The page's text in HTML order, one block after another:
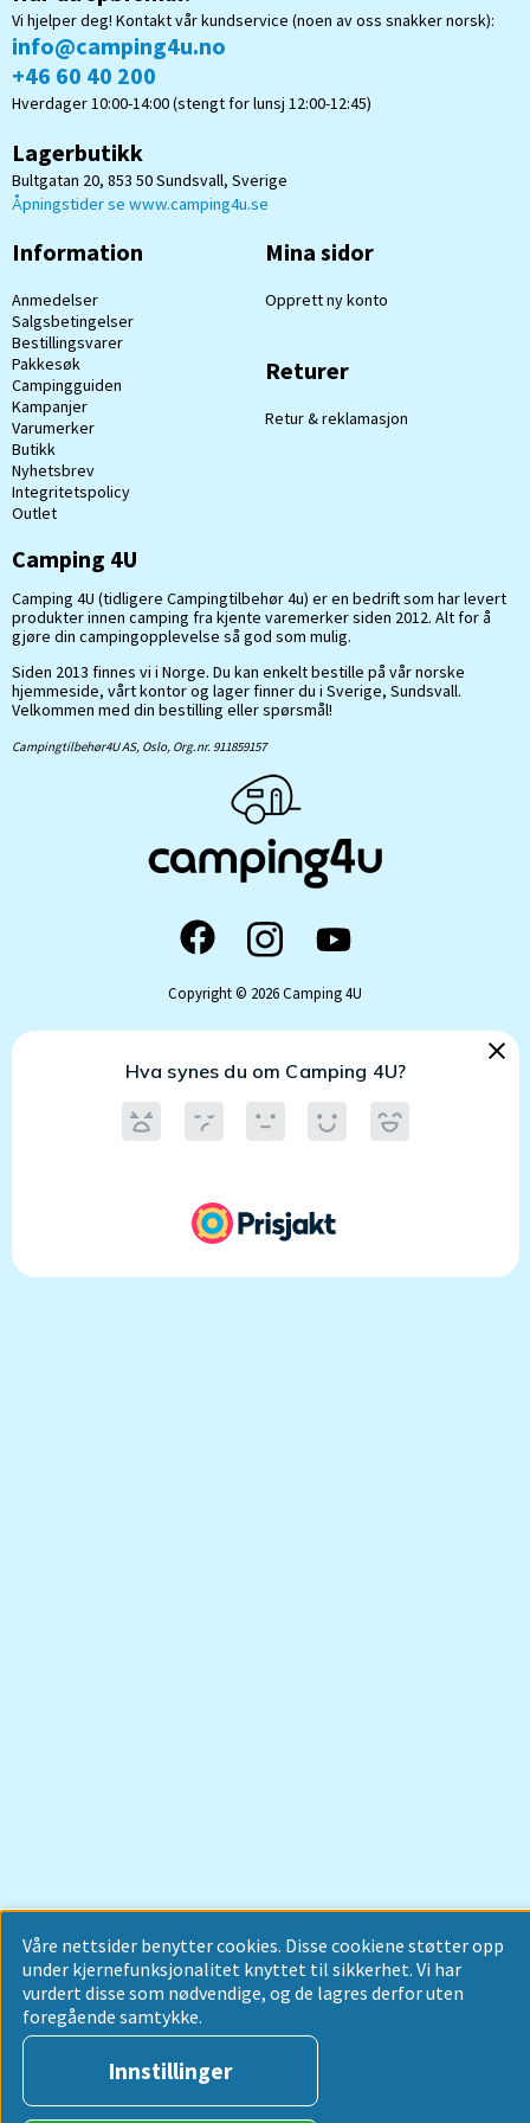
Vi hjelper deg! Kontakt vår kundservice (noen av oss snakker norsk):
info@camping4u.no
+46 60 40 200
Hverdager 10:00-14:00 (stengt for lunsj 12:00-12:45)
Lagerbutikk
Bultgatan 20, 853 50 Sundsvall, Sverige
Åpningstider se www.camping4u.se
Information
Anmedelser
Salgsbetingelser
Bestillingsvarer
Pakkesøk
Campingguiden
Kampanjer
Varumerker
Butikk
Nyhetsbrev
Integritetspolicy
Outlet
Mina sidor
Opprett ny konto
Returer
Retur & reklamasjon
Camping 4U
Camping 4U (tidligere Campingtilbehør 4u) er en bedrift som har levert
produkter innen camping fra kjente varemerker siden 2012. Alt for å
gjøre din campingopplevelse så god som mulig.
Siden 2013 finnes vi i Norge. Du kan enkelt bestille på vår norske
hjemmeside, vårt kontor og lager finner du i Sverige, Sundsvall.
Velkommen med din bestilling eller spørsmål!
Campingtilbehør4U AS, Oslo, Org.nr. 911859157
Copyright © 2026 Camping 4U
Våre nettsider benytter cookies. Disse cookiene støtter opp
under kjernefunksjonalitet knyttet til sikkerhet. Vi har
vurdert disse som nødvendige, og de lagres derfor uten
foregående samtykke.
Innstillinger